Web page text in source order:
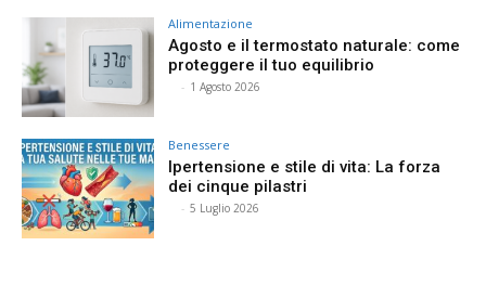
Alimentazione
Agosto e il termostato naturale: come
proteggere il tuo equilibrio
- 1 Agosto 2026
Benessere
Ipertensione e stile di vita: La forza
dei cinque pilastri
- 5 Luglio 2026